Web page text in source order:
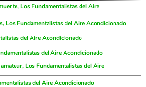
Los Fundamentalistas del Aire
Los Fundamentalistas del Aire Acondicionado
del Aire Acondicionado
del Aire Acondicionado
Los Fundamentalistas del Aire
del Aire Acondicionado